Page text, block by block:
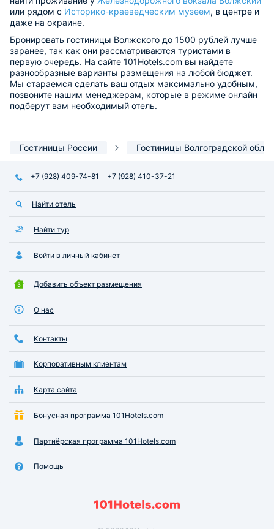
или рядом с Историко-краеведческим музеем, в центре и
даже на окраине.
Бронировать гостиницы Волжского до 1500 рублей лучше
заранее, так как они рассматриваются туристами в
первую очередь. На сайте 101Hotels.com вы найдете
разнообразные варианты размещения на любой бюджет.
Мы стараемся сделать ваш отдых максимально удобным,
позвоните нашим менеджерам, которые в режиме онлайн
подберут вам необходимый отель.
Гостиницы России Гостиницы Волгоградской
+7 (928) 409-74-81 +7 (928) 410-37-21
Найти отель
Найти тур
Войти в личный кабинет
Добавить объект размещения
О нас
Контакты
Корпоративным клиентам
Карта сайта
Бонусная программа 101Hotels.com
Партнёрская программа 101Hotels.com
Помощь